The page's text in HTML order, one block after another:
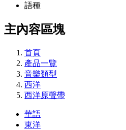
語種
主內容區塊
首頁
產品一覽
音樂類型
西洋
西洋原聲帶
華語
東洋